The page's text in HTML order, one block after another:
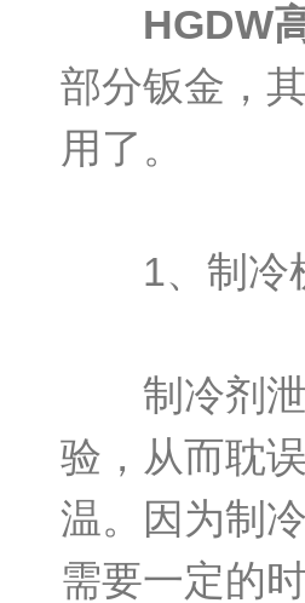
HGDW
部分钣金，
用了。
1、制冷机
制冷剂泄
验，从而耽
温。因为制
需要一定的时